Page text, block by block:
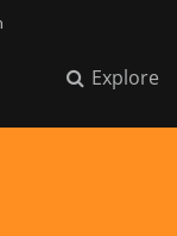
Explore